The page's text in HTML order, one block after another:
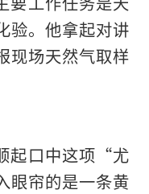
验。他拿起对讲
现场天然气取样
起口中这项“尤
眼帘的是一条黄